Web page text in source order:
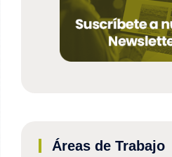
Áreas de Trabajo